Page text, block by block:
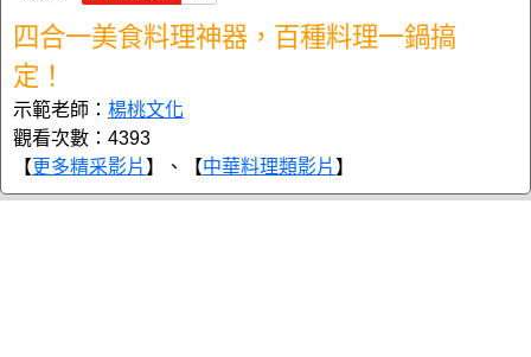
四合一美食料理神器，百種料理一鍋搞
定！
示範老師： 楊桃文化
觀看次數：4393
【更多精采影片 】、【中華料理類影片 】